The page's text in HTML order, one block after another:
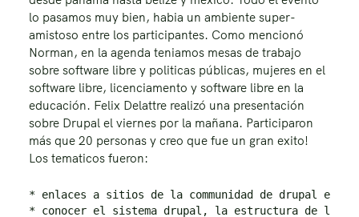
lo pasamos muy bien, habia un ambiente super-
amistoso entre los participantes. Como mencionó
Norman, en la agenda teniamos mesas de trabajo
sobre software libre y politicas públicas, mujeres en el
software libre, licenciamento y software libre en la
educación. Felix Delattre realizó una presentación
sobre Drupal el viernes por la mañana. Participaron
más que 20 personas y creo que fue un gran exito!
Los tematicos fueron:
* enlaces a sitios de la communidad de drupal en
* conocer el sistema drupal, la estructura de los